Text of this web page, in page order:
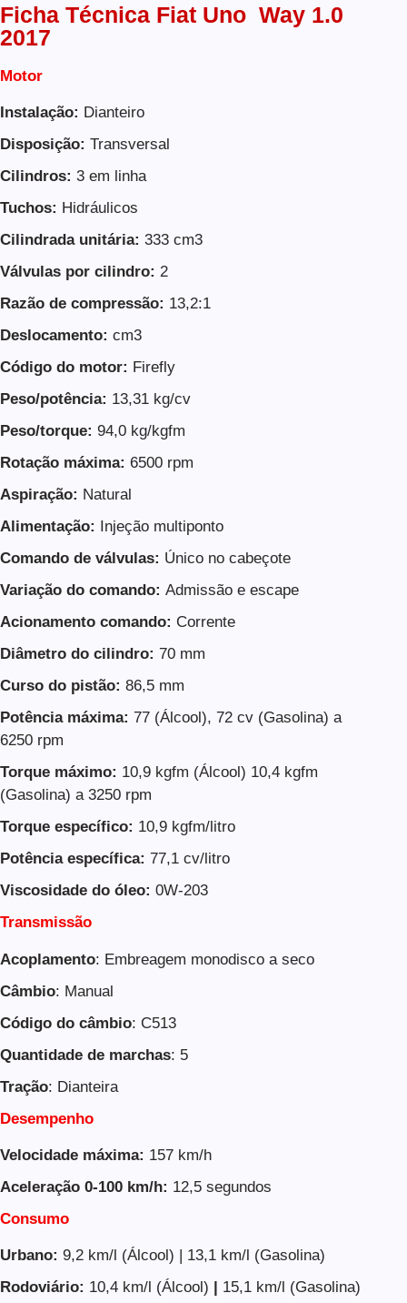
Ficha Técnica Fiat Uno Way 1.0
2017
Motor
Instalação: Dianteiro
Disposição: Transversal
Cilindros: 3 em linha
Tuchos: Hidráulicos
Cilindrada unitária: 333 cm3
Válvulas por cilindro: 2
Razão de compressão: 13,2:1
Deslocamento: cm3
Código do motor: Firefly
Peso/potência: 13,31 kg/cv
Peso/torque: 94,0 kg/kgfm
Rotação máxima: 6500 rpm
Aspiração: Natural
Alimentação:
Injeção multiponto
Comando de válvulas: Único no cabeçote
Variação do comando: Admissão e escape
Acionamento comando: Corrente
Diâmetro do cilindro: 70 mm
Curso do pistão: 86,5 mm
Potência máxima: 77 (Álcool), 72 cv (Gasolina) a
6250 rpm
Torque máximo: 10,9 kgfm (Álcool) 10,4 kgfm
(Gasolina) a 3250 rpm
Torque específico: 10,9 kgfm/litro
Potência específica: 77,1 cv/litro
Viscosidade do óleo: 0W-203
Transmissão
Acoplamento: Embreagem monodisco a seco
Câmbio: Manual
Código do câmbio: C513
Quantidade de marchas: 5
Tração: Dianteira
Desempenho
Velocidade máxima: 157 km/h
Aceleração 0-100 km/h: 12,5 segundos
Consumo
Urbano: 9,2 km/l (Álcool) | 13,1 km/l (Gasolina)
Rodoviário: 10,4 km/l (Álcool) | 15,1 km/l (Gasolina)